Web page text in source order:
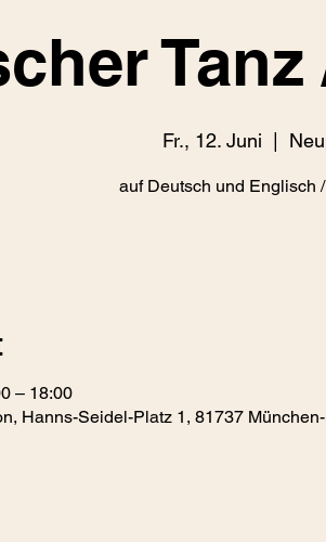
Fr., 12. Juni
  |
auf Deutsch und Englisch
– 18:00
Hanns-Seidel-Platz 1, 81737